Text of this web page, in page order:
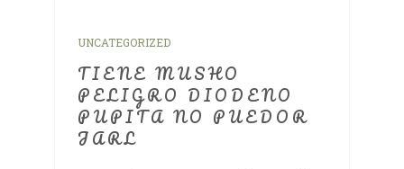
UNCATEGORIZED
TIENE MUSHO
PELIGRO DIODENO
PUPITA NO PUEDOR
JARL